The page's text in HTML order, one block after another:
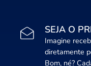
SEJA O
Imagine
diretamente
Bom, né?